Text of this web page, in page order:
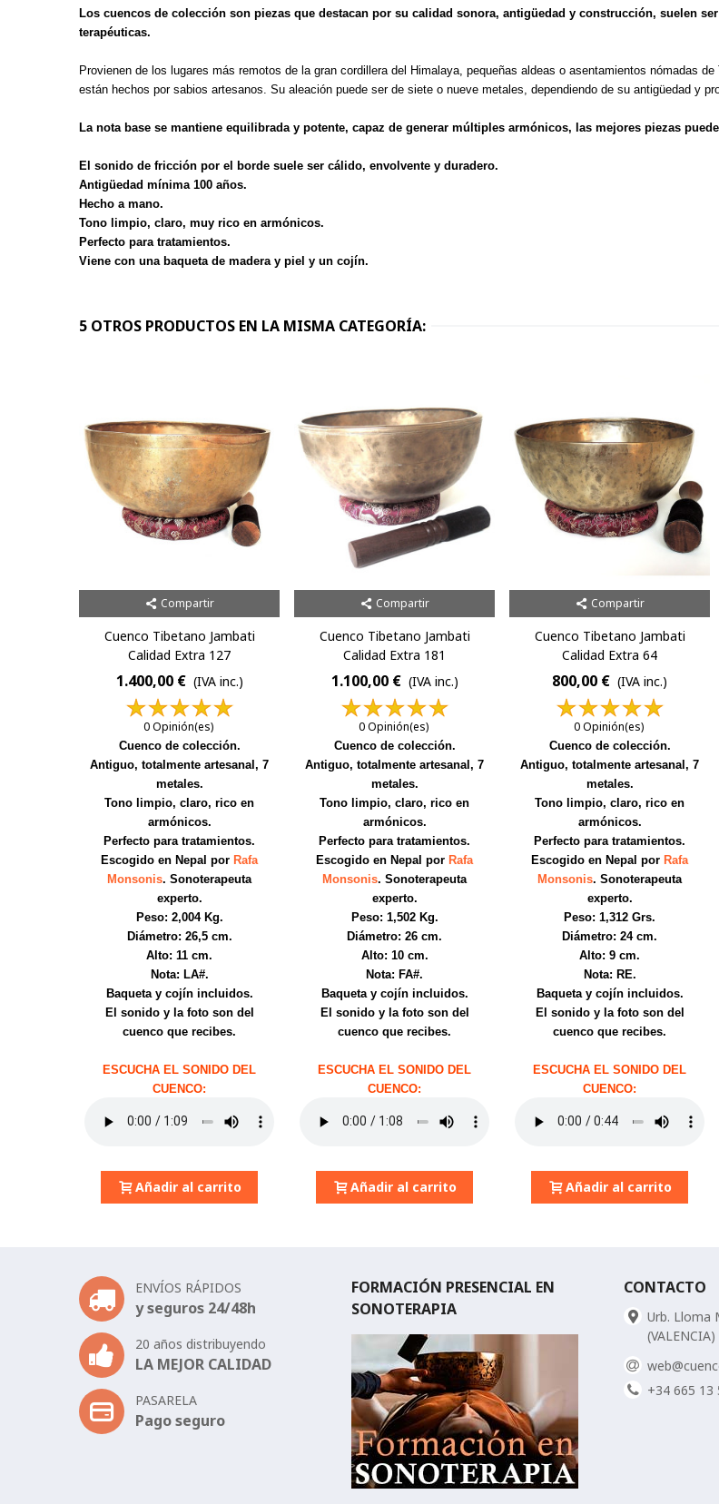
Los cuencos de colección son piezas que destacan por su calidad sonora, antigüedad y construcción, suelen
terapéuticas.
Provienen de los lugares más remotos de la gran cordillera del Himalaya, pequeñas aldeas o asentamientos nómadas
están hechos por sabios artesanos. Su aleación puede ser de siete o nueve metales, dependiendo de su antigüedad y
La nota base se mantiene equilibrada y potente, capaz de generar múltiples armónicos, las mejores piezas
El sonido de fricción por el borde suele ser cálido, envolvente y duradero.
Antigüedad mínima 100 años.
Hecho a mano.
Tono limpio, claro, muy rico en armónicos.
Perfecto para tratamientos.
Viene con una baqueta de madera y piel y un cojín.
5 OTROS PRODUCTOS EN LA MISMA CATEGORÍA:
Compartir
Cuenco Tibetano Jambati
Calidad Extra 127
1.400,00 € (IVA inc.)
0 Opinión(es)
Cuenco de colección.
Antiguo, totalmente artesanal, 7
metales.
Tono limpio, claro, rico en
armónicos.
Perfecto para tratamientos.
Escogido en Nepal por Rafa
Monsonis. Sonoterapeuta
experto.
Peso: 2,004 Kg.
Diámetro: 26,5 cm.
Alto: 11 cm.
Nota: LA#.
Baqueta y cojín incluidos.
El sonido y la foto son del
cuenco que recibes.
ESCUCHA EL SONIDO DEL
CUENCO:
Añadir al carrito
Compartir
Cuenco Tibetano Jambati
Calidad Extra 181
1.100,00 € (IVA inc.)
0 Opinión(es)
Cuenco de colección.
Antiguo, totalmente artesanal, 7
metales.
Tono limpio, claro, rico en
armónicos.
Perfecto para tratamientos.
Escogido en Nepal por Rafa
Monsonis. Sonoterapeuta
experto.
Peso: 1,502 Kg.
Diámetro: 26 cm.
Alto: 10 cm.
Nota: FA#.
Baqueta y cojín incluidos.
El sonido y la foto son del
cuenco que recibes.
ESCUCHA EL SONIDO DEL
CUENCO:
Añadir al carrito
Compartir
Cuenco Tibetano Jambati
Calidad Extra 64
800,00 € (IVA inc.)
0 Opinión(es)
Cuenco de colección.
Antiguo, totalmente artesanal, 7
metales.
Tono limpio, claro, rico en
armónicos.
Perfecto para tratamientos.
Escogido en Nepal por Rafa
Monsonis. Sonoterapeuta
experto.
Peso: 1,312 Grs.
Diámetro: 24 cm.
Alto: 9 cm.
Nota: RE.
Baqueta y cojín incluidos.
El sonido y la foto son del
cuenco que recibes.
ESCUCHA EL SONIDO DEL
CUENCO:
Añadir al carrito
ENVÍOS RÁPIDOS
y seguros 24/48h
20 años distribuyendo
LA MEJOR CALIDAD
PASARELA
Pago seguro
FORMACIÓN PRESENCIAL EN
SONOTERAPIA
CONTACTO
Urb. Lloma
(VALENCIA)
+34 665 13